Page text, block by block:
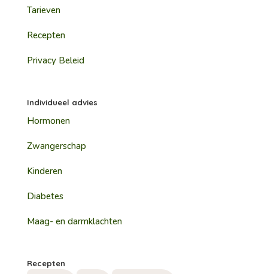
Tarieven
Recepten
Privacy Beleid
Individueel advies
Hormonen
Zwangerschap
Kinderen
Diabetes
Maag- en darmklachten
Recepten